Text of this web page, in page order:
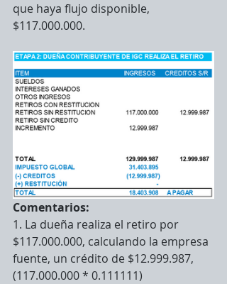
que haya flujo disponible,
$117.000.000.
Comentarios:
1. La dueña realiza el retiro por
$117.000.000, calculando la empresa
fuente, un crédito de $12.999.987,
(117.000.000 * 0.111111)